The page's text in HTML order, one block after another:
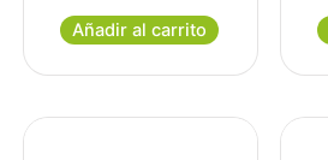
Añadir al carrito